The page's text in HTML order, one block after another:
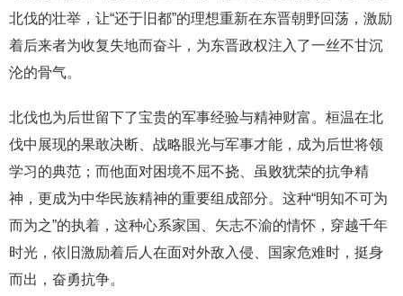
北伐的壮举，让“还于旧都”的理想重新在东晋朝野回荡，激励
着后来者为收复失地而奋斗，为东晋政权注入了一丝不甘沉
沦的骨气。
北伐也为后世留下了宝贵的军事经验与精神财富。桓温在北
伐中展现的果敢决断、战略眼光与军事才能，成为后世将领
学习的典范；而他面对困境不屈不挠、虽败犹荣的抗争精
神，更成为中华民族精神的重要组成部分。这种“明知不可为
而为之”的执着，这种心系家国、矢志不渝的情怀，穿越千年
时光，依旧激励着后人在面对外敌入侵、国家危难时，挺身
而出，奋勇抗争。